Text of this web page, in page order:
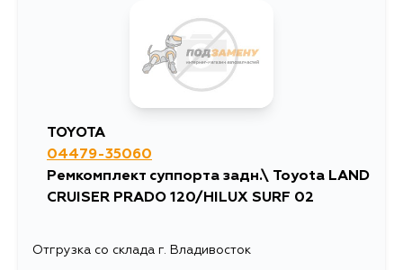
TOYOTA
04479-35060
Ремкомплект суппорта задн.\ Toyota LAND
CRUISER PRADO 120/HILUX SURF 02
Отгрузка со склада г. Владивосток